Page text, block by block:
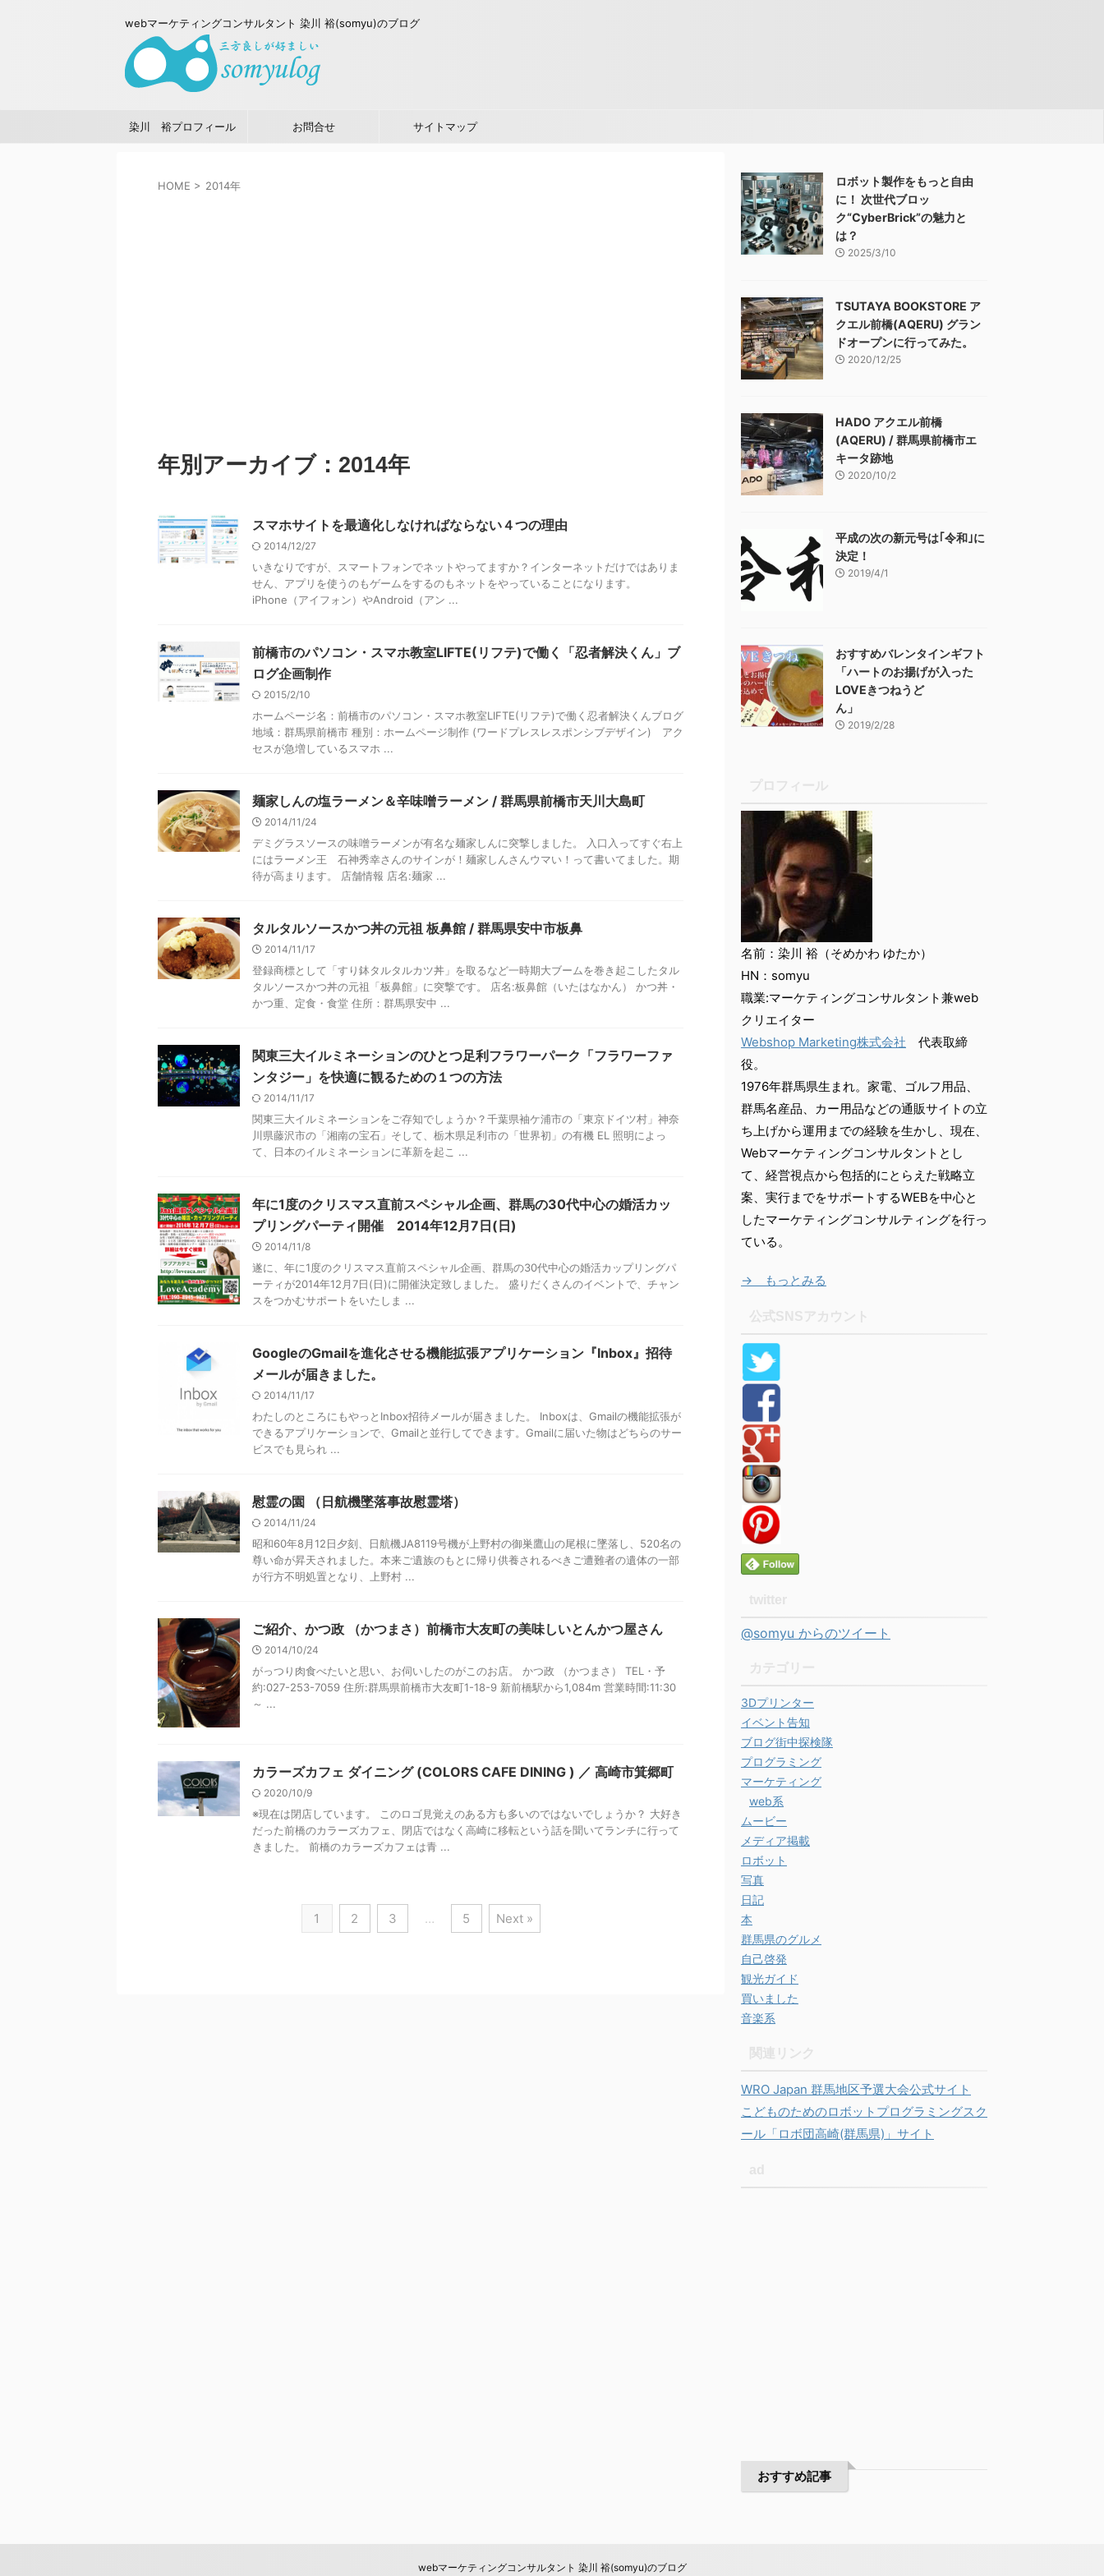
webマーケティングコンサルタント 染川 裕(somyu)のブログ
染川 裕プロフィール お問合せ サイトマップ
HOME > 2014年
年別アーカイブ：2014年
スマホサイトを最適化しなければならない４つの理由
2014/12/27
いきなりですが、スマートフォンでネットやってますか？インターネットだけではありま
せん、アプリを使うのもゲームをするのもネットをやっていることになります。
iPhone（アイフォン）やAndroid（アン ...
前橋市のパソコン・スマホ教室LIFTE(リフテ)で働く「忍者解決くん」ブ
ログ企画制作
2015/2/10
ホームページ名：前橋市のパソコン・スマホ教室LIFTE(リフテ)で働く忍者解決くんブログ
地域：群馬県前橋市 種別：ホームページ制作 (ワードプレスレスポンシブデザイン) アク
セスが急増しているスマホ ...
麺家しんの塩ラーメン＆辛味噌ラーメン / 群馬県前橋市天川大島町
2014/11/24
デミグラスソースの味噌ラーメンが有名な麺家しんに突撃しました。 入口入ってすぐ右上
にはラーメン王 石神秀幸さんのサインが！麺家しんさんウマい！って書いてました。期
待が高まります。 店舗情報 店名:麺家 ...
タルタルソースかつ丼の元祖 板鼻館 / 群馬県安中市板鼻
2014/11/17
登録商標として「すり鉢タルタルカツ丼」を取るなど一時期大ブームを巻き起こしたタル
タルソースかつ丼の元祖「板鼻館」に突撃です。 店名:板鼻館（いたはなかん） かつ丼・
かつ重、定食・食堂 住所：群馬県安中 ...
関東三大イルミネーションのひとつ足利フラワーパーク「フラワーファ
ンタジー」を快適に観るための１つの方法
2014/11/17
関東三大イルミネーションをご存知でしょうか？千葉県袖ケ浦市の「東京ドイツ村」神奈
川県藤沢市の「湘南の宝石」そして、栃木県足利市の「世界初」の有機 EL 照明によっ
て、日本のイルミネーションに革新を起こ ...
年に1度のクリスマス直前スペシャル企画、群馬の30代中心の婚活カッ
プリングパーティ開催 2014年12月7日(日)
2014/11/8
遂に、年に1度のクリスマス直前スペシャル企画、群馬の30代中心の婚活カップリングパ
ーティが2014年12月7日(日)に開催決定致しました。 盛りだくさんのイベントで、チャン
スをつかむサポートをいたしま ...
GoogleのGmailを進化させる機能拡張アプリケーション『Inbox』招待
メールが届きました。
2014/11/17
わたしのところにもやっとInbox招待メールが届きました。 Inboxは、Gmailの機能拡張が
できるアプリケーションで、Gmailと並行してできます。Gmailに届いた物はどちらのサー
ビスでも見られ ...
慰霊の園 （日航機墜落事故慰霊塔）
2014/11/24
昭和60年8月12日夕刻、日航機JA8119号機が上野村の御巣鷹山の尾根に墜落し、520名の
尊い命が昇天されました。本来ご遺族のもとに帰り供養されるべきご遭難者の遺体の一部
が行方不明処置となり、上野村 ...
ご紹介、かつ政 （かつまさ）前橋市大友町の美味しいとんかつ屋さん
2014/10/24
がっつり肉食べたいと思い、お伺いしたのがこのお店。 かつ政 （かつまさ） TEL・予
約:027-253-7059 住所:群馬県前橋市大友町1-18-9 新前橋駅から1,084m 営業時間:11:30
～ ...
カラーズカフェ ダイニング (COLORS CAFE DINING ) ／ 高崎市箕郷町
2020/10/9
※現在は閉店しています。 このロゴ見覚えのある方も多いのではないでしょうか？ 大好き
だった前橋のカラーズカフェ、閉店ではなく高崎に移転という話を聞いてランチに行って
きました。 前橋のカラーズカフェは青 ...
1 2 3 … 5 Next »
ロボット製作をもっと自由
に！ 次世代ブロッ
ク“CyberBrick”の魅力と
は？
2025/3/10
TSUTAYA BOOKSTORE ア
クエル前橋(AQERU) グラン
ドオープンに行ってみた。
2020/12/25
HADO アクエル前橋
(AQERU) / 群馬県前橋市エ
キータ跡地
2020/10/2
平成の次の新元号は｢令和｣に
決定！
2019/4/1
おすすめバレンタインギフト
「ハートのお揚げが入った
LOVEきつねうど
ん」
2019/2/28
名前：染川 裕（そめかわ ゆたか）
HN：somyu
職業:マーケティングコンサルタント兼web
クリエイター
Webshop Marketing株式会社 代表取締
役。
1976年群馬県生まれ。家電、ゴルフ用品、
群馬名産品、カー用品などの通販サイトの立
ち上げから運用までの経験を生かし、現在、
Webマーケティングコンサルタントとし
て、経営視点から包括的にとらえた戦略立
案、実行までをサポートするWEBを中心と
したマーケティングコンサルティングを行っ
ている。
→ もっとみる
@somyu からのツイート
3Dプリンター
イベント告知
ブログ街中探検隊
プログラミング
マーケティング
web系
ムービー
メディア掲載
ロボット
写真
日記
本
群馬県のグルメ
自己啓発
観光ガイド
買いました
音楽系
WRO Japan 群馬地区予選大会公式サイト
こどものためのロボットプログラミングスク
ール「ロボ団高崎(群馬県)」サイト
おすすめ記事
webマーケティングコンサルタント 染川 裕(somyu)のブログ